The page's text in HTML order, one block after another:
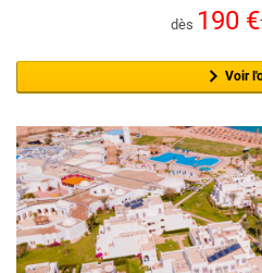
dès 190€
Voir